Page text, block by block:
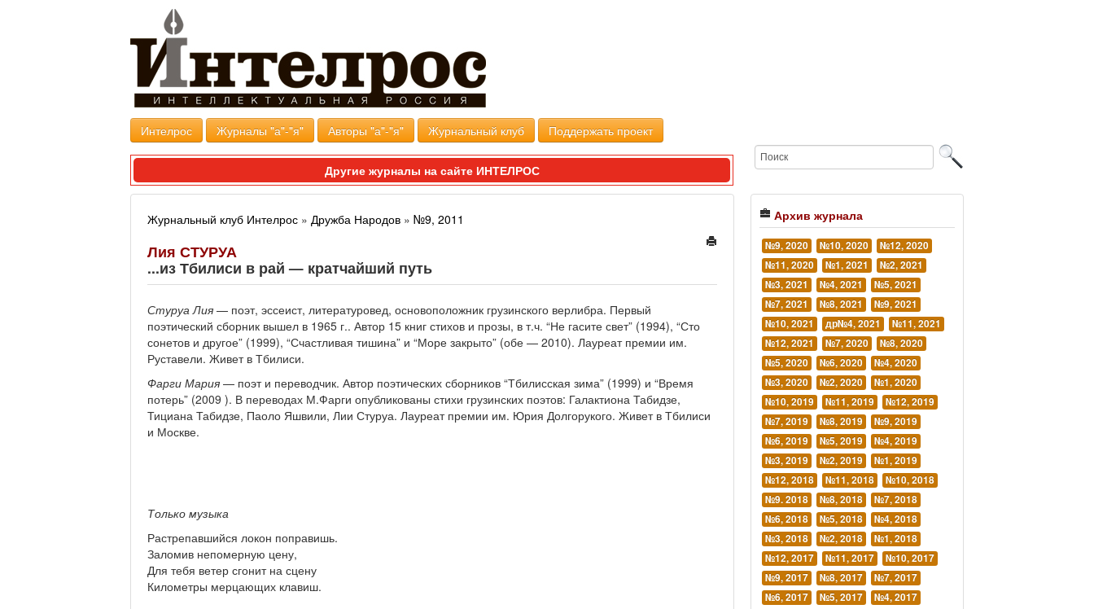
Интелрос Журналы "а"-"я" Авторы "а"-"я" Журнальный клуб Поддержать проект
Другие журналы на сайте ИНТЕЛРОС
Журнальный клуб Интелрос » Дружба Народов » №9, 2011
Лия СТУРУА
...из Тбилиси в рай — кратчайший путь
Стуруа Лия — поэт, эссеист, литературовед, основоположник грузинского верлибра. Первый
поэтический сборник вышел в 1965 г.. Автор 15 книг стихов и прозы, в т.ч. “Не гасите свет” (1994), “Сто
сонетов и другое” (1999), “Счастливая тишина” и “Море закрыто” (обе — 2010). Лауреат премии им.
Руставели. Живет в Тбилиси.
Фарги Мария — поэт и переводчик. Автор поэтических сборников “Тбилисская зима” (1999) и “Время
потерь” (2009 ). В переводах М.Фарги опубликованы стихи грузинских поэтов: Галактиона Табидзе,
Тициана Табидзе, Паоло Яшвили, Лии Стуруа. Лауреат премии им. Юрия Долгорукого. Живет в Тбилиси
и Москве.
Только музыка
Растрепавшийся локон поправишь.
Заломив непомерную цену,
Для тебя ветер сгонит на сцену
Километры мерцающих клавиш.
Архив журнала
№9, 2020 №10, 2020
№12, 2020
№11, 2020
№1, 2021
№2, 2021
№3, 2021
№4, 2021
№5, 2021
№7, 2021
№8, 2021
№9, 2021
№10, 2021
др№4, 2021
№11, 2021
№12, 2021
№7, 2020
№8, 2020
№5, 2020
№6, 2020
№4, 2020
№3, 2020
№2, 2020
№1, 2020
№10, 2019
№11, 2019
№12, 2019
№7, 2019
№8, 2019
№9, 2019
№6, 2019
№5, 2019
№4, 2019
№3, 2019
№2, 2019
№1, 2019
№12, 2018
№11, 2018
№10, 2018
№9. 2018
№8, 2018
№7, 2018
№6, 2018
№5, 2018
№4, 2018
№3, 2018
№2, 2018
№1, 2018
№12, 2017
№11, 2017
№10, 2017
№9, 2017
№8, 2017
№7, 2017
№6, 2017
№5, 2017
№4, 2017